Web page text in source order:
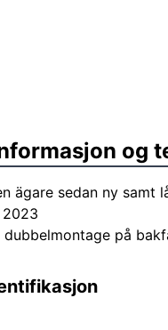
og
ägare sedan ny samt
på